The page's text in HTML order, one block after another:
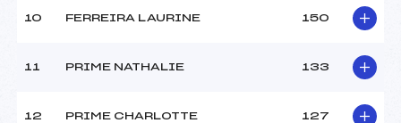
10 FERREIRA LAURINE 150
11 PRIME NATHALIE 133
12 PRIME CHARLOTTE 127